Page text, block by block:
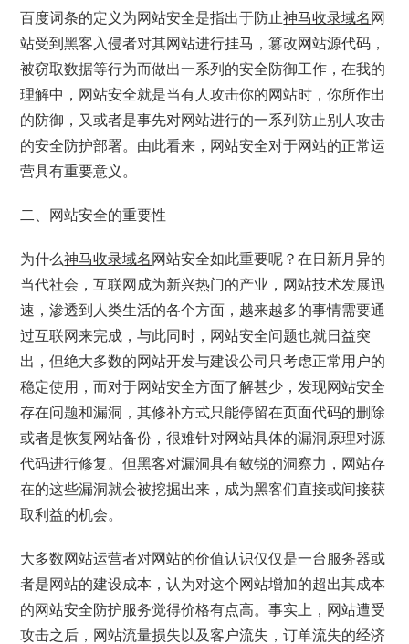
百度词条的定义为网站安全是指出于防止神马收录域名 网
站受到黑客入侵者对其网站进行挂马，篡改网站源代码，
被窃取数据等行为而做出一系列的安全防御工作，在我的
理解中，网站安全就是当有人攻击你的网站时，你所作出
的防御，又或者是事先对网站进行的一系列防止别人攻击
的安全防护部署。由此看来，网站安全对于网站的正常运
营具有重要意义。
二、网站安全的重要性
为什么神马收录域名 网站安全如此重要呢？在日新月异的
当代社会，互联网成为新兴热门的产业，网站技术发展迅
速，渗透到人类生活的各个方面，越来越多的事情需要通
过互联网来完成，与此同时，网站安全问题也就日益突
出，但绝大多数的网站开发与建设公司只考虑正常用户的
稳定使用，而对于网站安全方面了解甚少，发现网站安全
存在问题和漏洞，其修补方式只能停留在页面代码的删除
或者是恢复网站备份，很难针对网站具体的漏洞原理对源
代码进行修复。但黑客对漏洞具有敏锐的洞察力，网站存
在的这些漏洞就会被挖掘出来，成为黑客们直接或间接获
取利益的机会。
大多数网站运营者对网站的价值认识仅仅是一台服务器或
者是网站的建设成本，认为对这个网站增加的超出其成本
的网站安全防护服务觉得价格有点高。事实上，网站遭受
攻击之后，网站流量损失以及客户流失，订单流失的经济